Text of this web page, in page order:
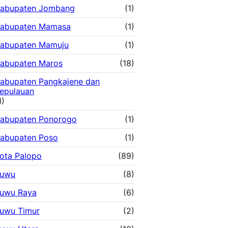
Jombang
(1)
Mamasa
(1)
Mamuju
(1)
Maros
(18)
Pangkajene dan
Ponorogo
(1)
Poso
(1)
Palopo
(89)
(8)
Raya
(6)
Timur
(2)